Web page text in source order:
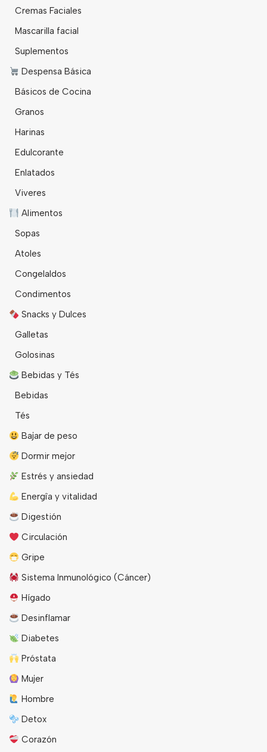
Cremas Faciales
Mascarilla facial
Suplementos
Despensa Básica
Básicos de Cocina
Granos
Harinas
Edulcorante
Enlatados
Viveres
Alimentos
Sopas
Atoles
Congelaldos
Condimentos
Snacks y Dulces
Galletas
Golosinas
Bebidas y Tés
Bebidas
Tés
Bajar de peso
Dormir mejor
Estrés y ansiedad
Energîa y vitalidad
Digestión
Circulación
Gripe
Sistema Inmunológico (Cáncer)
Hígado
Desinflamar
Diabetes
Próstata
Mujer
Hombre
Detox
Corazón